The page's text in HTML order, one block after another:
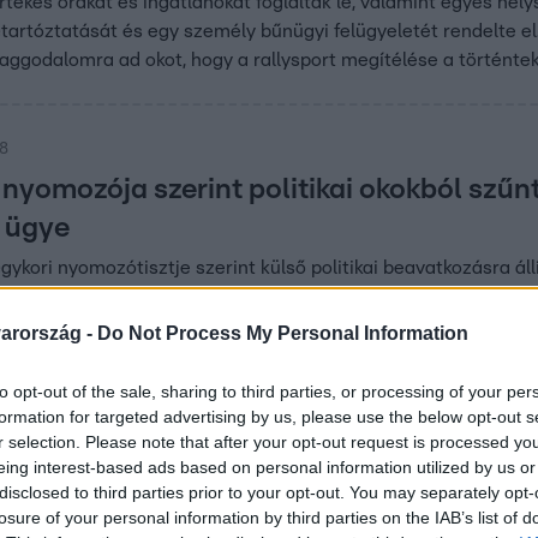
- Do Not Process My Personal Information
opt-out of the sale, sharing to third parties, or processing of your
for targeted advertising by us, please use the below opt-out
selection. Please note that after your opt-out request is processed
interest-based ads based on personal information utilized by us
to third parties prior to your opt-out. You may separately
of your personal information by third parties on the IAB’s list of
és egy személy bűnügyi felügyeletét rendelte
ad okot, hogy a rallysport megítélése a
szerint politikai okokból
nyomozótisztje szerint külső politikai beavatkozásra
Tiszolczi Lajos a Partizánnak adott interjújában azt
György kommunikációs igazgatója szerint a milliárdos
a NAV ellen. Az adóhatóság azt írta: visszautasítják az
jöttem erre a Földre, hogy adót
le a NAV
Katalin és Szijjártó Péter köszöntette születésnapján